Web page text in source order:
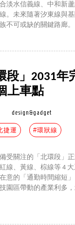
淡水信義線、中和新
。未來隨著汐東線與
不可或缺的關鍵路廊。
段」2031年
上車點
design&gadget
捷運 #環狀線
受關注的「北環段」
線、黃線、棕線等 4
意的「通勤時間縮短
園區帶動的產業利多